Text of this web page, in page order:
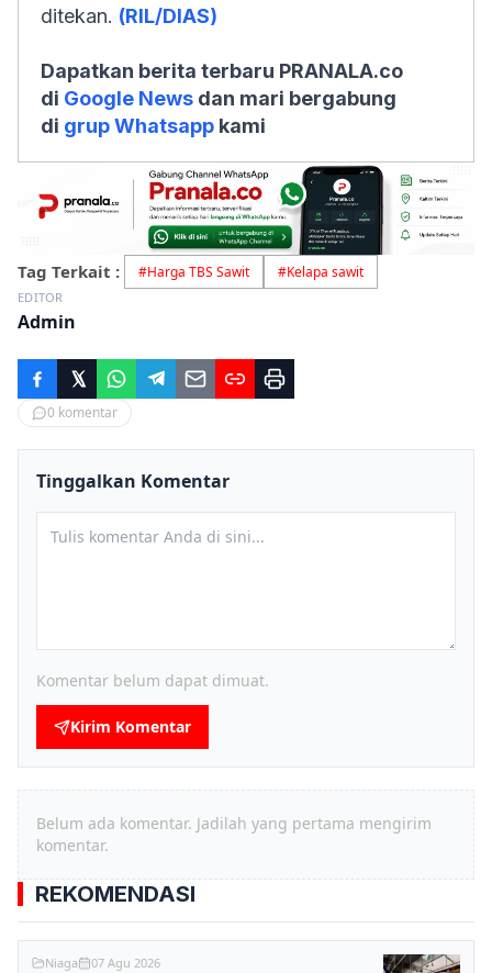
ditekan. (RIL/DIAS)
Dapatkan berita terbaru PRANALA.co
di Google News dan mari bergabung
di grup Whatsapp kami
Tag Terkait : #Harga TBS Sawit #Kelapa sawit
EDITOR
Admin
0 komentar
Tinggalkan Komentar
Komentar belum dapat dimuat.
Kirim Komentar
Belum ada komentar. Jadilah yang pertama mengirim
komentar.
REKOMENDASI
Niaga 07 Agu 2026